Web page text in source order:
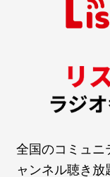
全国のコミュニ
ャンネル聴き放